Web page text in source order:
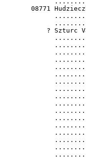
08771
? Szturc